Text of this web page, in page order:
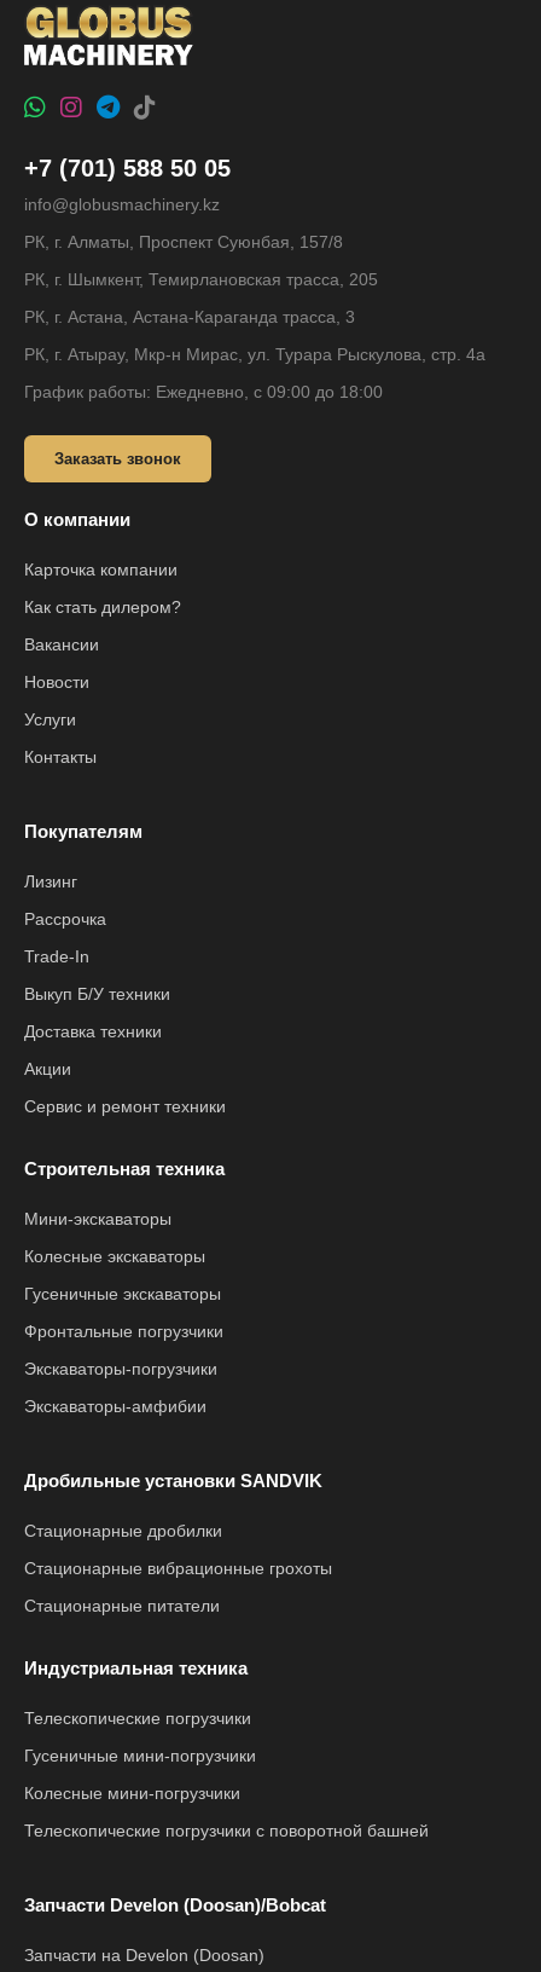
+7 (701) 588 50 05
info@globusmachinery.kz
РК, г. Алматы, Проспект Суюнбая, 157/8
РК, г. Шымкент, Темирлановская трасса, 205
РК, г. Астана, Астана-Караганда трасса, 3
РК, г. Атырау, Мкр-н Мирас, ул. Турара Рыскулова, стр. 4а
График работы: Ежедневно, с 09:00 до 18:00
Заказать звонок
О компании
Карточка компании
Как стать дилером?
Вакансии
Новости
Услуги
Контакты
Покупателям
Лизинг
Рассрочка
Trade-In
Выкуп Б/У техники
Доставка техники
Акции
Сервис и ремонт техники
Строительная техника
Мини-экскаваторы
Колесные экскаваторы
Гусеничные экскаваторы
Фронтальные погрузчики
Экскаваторы-погрузчики
Экскаваторы-амфибии
Дробильные установки SANDVIK
Стационарные дробилки
Стационарные вибрационные грохоты
Стационарные питатели
Индустриальная техника
Телескопические погрузчики
Гусеничные мини-погрузчики
Колесные мини-погрузчики
Телескопические погрузчики с поворотной башней
Запчасти Develon (Doosan)/Bobcat
Запчасти на Develon (Doosan)